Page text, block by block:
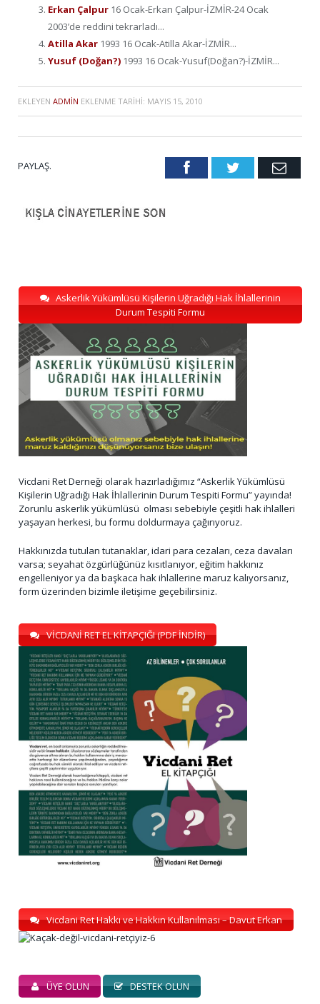
Erkan Çalpur 16 Ocak-Erkan Çalpur-İZMİR-24 Ocak
2003’de reddini tekrarladı...
Atilla Akar 1993 16 Ocak-Atilla Akar-İZMİR...
Yusuf (Doğan?) 1993 16 Ocak-Yusuf(Doğan?)-İZMİR...
EKLEYEN ADMIN EKLENME TARIHI: MAYIS 15, 2010
PAYLAŞ. FacebookTwitter Email
Askerlik Yükümlüsü Kişilerin Uğradığı Hak İhlallerinin
Durum Tespiti Formu
Vicdani Ret Derneği olarak hazırladığımız “Askerlik Yükümlüsü
Kişilerin Uğradığı Hak İhlallerinin Durum Tespiti Formu” yayında!
Zorunlu askerlik yükümlüsü olması sebebiyle çeşitli hak ihlalleri
yaşayan herkesi, bu formu doldurmaya çağırıyoruz.
Hakkınızda tutulan tutanaklar, idari para cezaları, ceza davaları
varsa; seyahat özgürlüğünüz kısıtlanıyor, eğitim hakkınız
engelleniyor ya da başkaca hak ihlallerine maruz kalıyorsanız,
form üzerinden bizimle iletişime geçebilirsiniz.
VİCDANİ RET EL KİTAPÇIĞI (PDF İNDİR)
Vicdani Ret Hakkı ve Hakkın Kullanılması – Davut Erkan
ÜYE OLUN DESTEK OLUN